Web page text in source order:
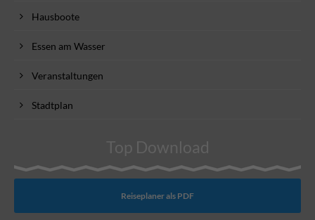
Hausboote
Essen am Wasser
Veranstaltungen
Stadtplan
Top Download
Reiseplaner als PDF